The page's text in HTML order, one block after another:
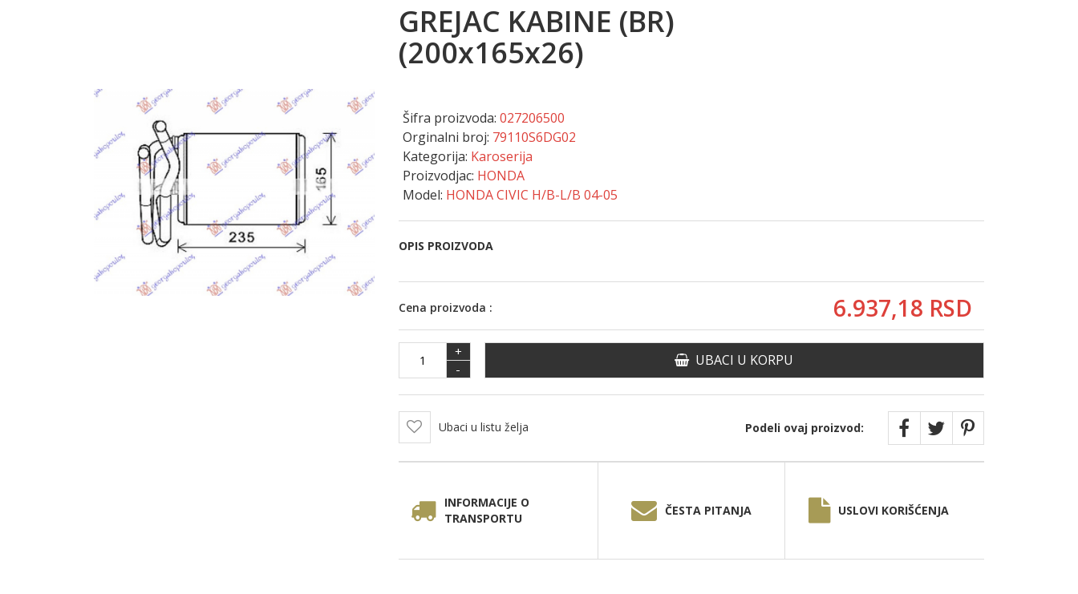
GREJAC KABINE (BR)
(200x165x26)
Šifra proizvoda: 027206500
Orginalni broj: 79110S6DG02
Kategorija: Karoserija
Proizvodjac: HONDA
Model: HONDA CIVIC H/B-L/B 04-05
OPIS PROIZVODA
Cena proizvoda : 6.937,18 RSD
+
-
UBACI U KORPU
Ubaci u listu želja Podeli ovaj proizvod:
INFORMACIJE O
TRANSPORTU
ČESTA PITANJA USLOVI KORIŠĆENJA